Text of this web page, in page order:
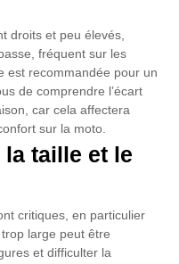
droits et peu élevés,
fréquent sur les
est recommandée pour un
de comprendre l’écart
car cela affectera
sur la moto.
taille et le
critiques, en particulier
large peut être
et difficulter la